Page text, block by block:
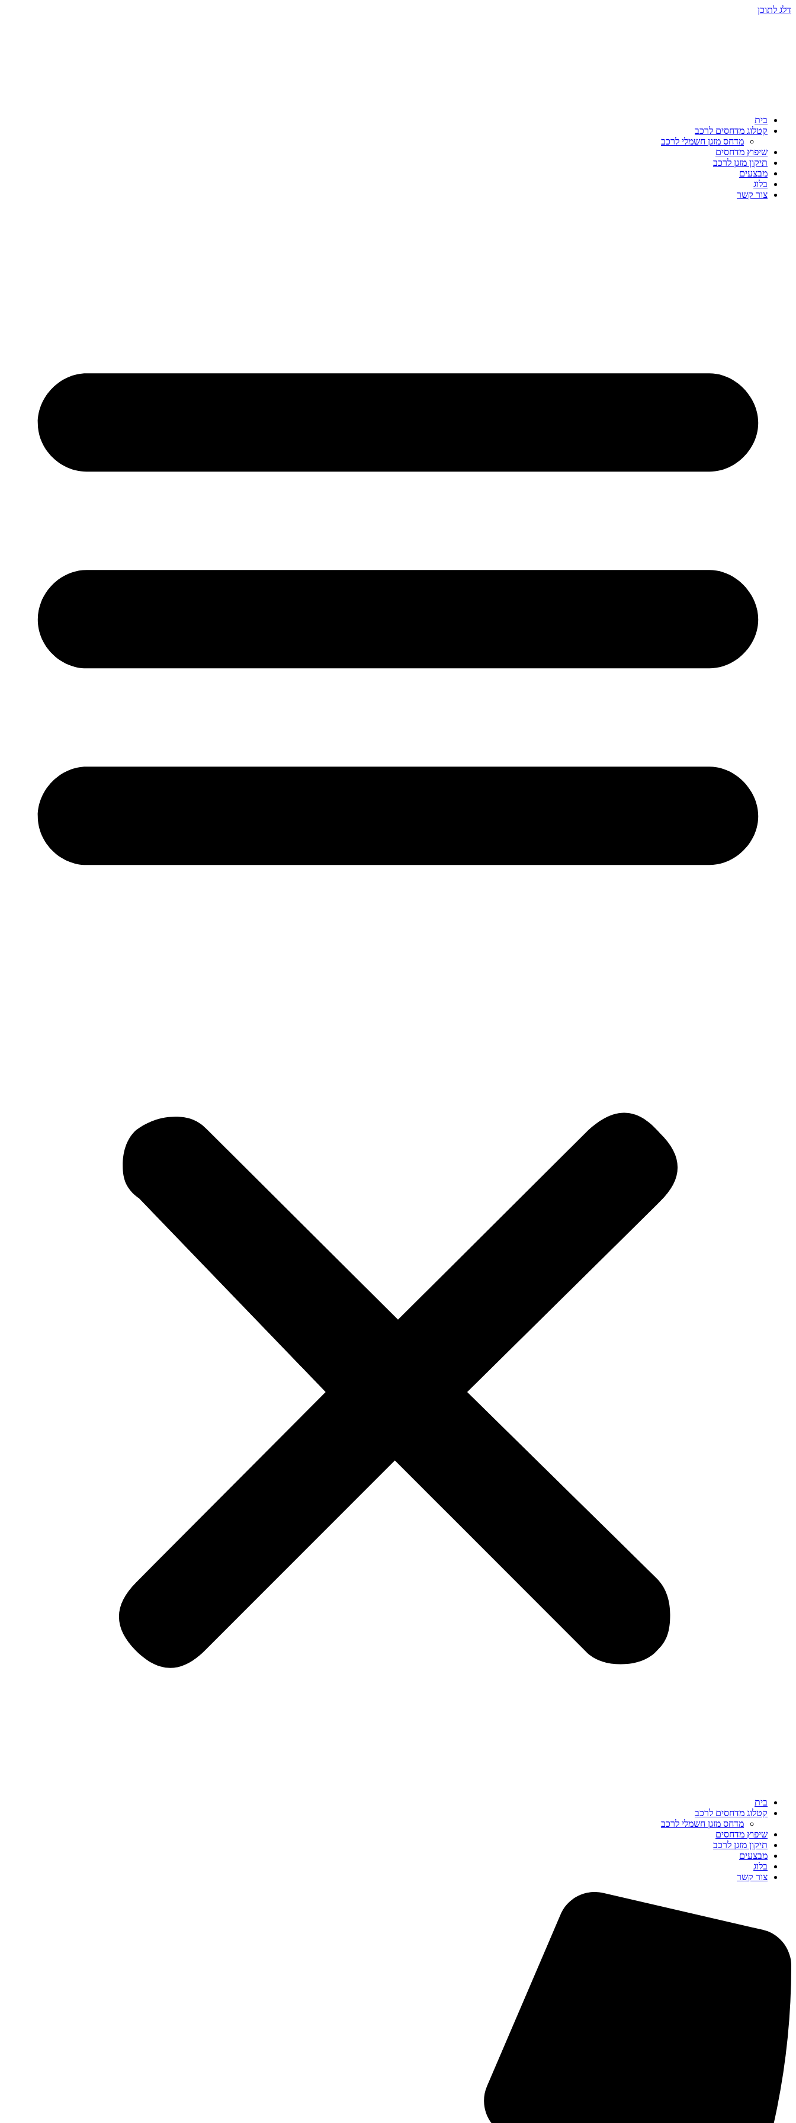
דלג לתוכן
בית
קטלוג מדחסים לרכב
מדחס מזגן חשמלי לרכב
שיפוץ מדחסים
תיקון מזגן לרכב
מבצעים
בלוג
צור קשר
בית
קטלוג מדחסים לרכב
מדחס מזגן חשמלי לרכב
שיפוץ מדחסים
תיקון מזגן לרכב
מבצעים
בלוג
צור קשר